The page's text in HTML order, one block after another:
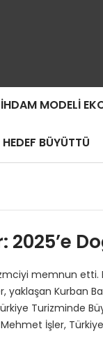
MODELI
BÜYÜTTÜ
memnun etti.
yaklaşan Kurban
Turizminde
İşler,